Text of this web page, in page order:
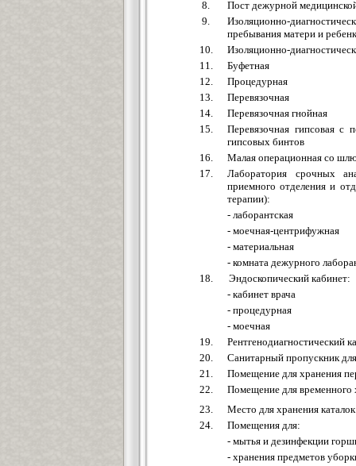
8.
Пост дежурной
9.
Изоляционно-
пребывания матери и
10.
Изоляционно-
11.
Буфетная
12.
Процедурная
13.
Перевязочная
14.
Перевязочная гнойная
15.
Перевязочная гипсовая с
гипсовых бинтов
16.
Малая операционная со
17.
Лаборатория срочных
приемного отделения и
терапии):
- лаборантская
- моечная-центрифужная
- материальная
- комната дежурного
18.
Эндоскопический кабинет:
- кабинет врача
- процедурная
- моечная
19.
Рентгенодиагностический
20.
Санитарный пропускник
21.
Помещение для хранения
22.
Помещение для
23.
Место для хранения каталок
24.
Помещения для:
- мытья и дезинфекции
- хранения предметов